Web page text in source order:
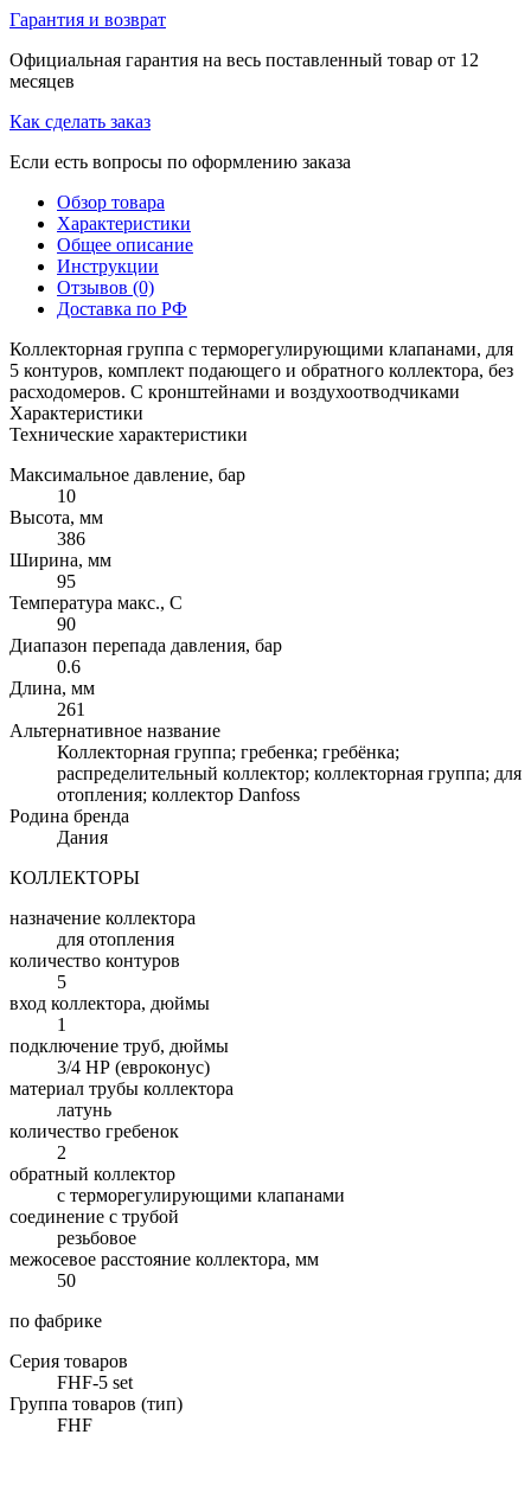
Гарантия и возврат
Официальная гарантия на весь поставленный товар от 12
месяцев
Как сделать заказ
Если есть вопросы по оформлению заказа
Обзор товара
Характеристики
Общее описание
Инструкции
Отзывов (0)
Доставка по РФ
Коллекторная группа с терморегулирующими клапанами, для
5 контуров, комплект подающего и обратного коллектора, без
расходомеров. С кронштейнами и воздухоотводчиками
Характеристики
Технические характеристики
Максимальное давление, бар
10
Высота, мм
386
Ширина, мм
95
Температура макс., С
90
Диапазон перепада давления, бар
0.6
Длина, мм
261
Альтернативное название
Коллекторная группа; гребенка; гребёнка;
распределительный коллектор; коллекторная группа; для
отопления; коллектор Danfoss
Родина бренда
Дания
КОЛЛЕКТОРЫ
назначение коллектора
для отопления
количество контуров
5
вход коллектора, дюймы
1
подключение труб, дюймы
3/4 НР (евроконус)
материал трубы коллектора
латунь
количество гребенок
2
обратный коллектор
с терморегулирующими клапанами
соединение с трубой
резьбовое
межосевое расстояние коллектора, мм
50
по фабрике
Серия товаров
FHF-5 set
Группа товаров (тип)
FHF